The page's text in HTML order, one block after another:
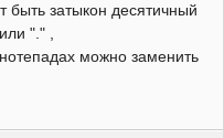
быть затыкон десятичный
"." ,
можно заменить